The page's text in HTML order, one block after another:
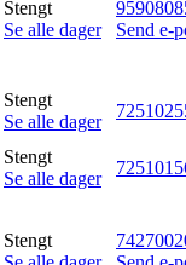
Stengt
Se alle dager
Send e-
Stengt
Se alle dager
Stengt
Se alle dager
Stengt